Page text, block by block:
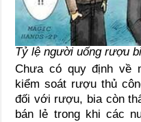
Tỷ lệ người uống rượu
Chưa có quy định về
kiểm soát rượu thủ
đối với rượu, bia còn
bán lẻ trong khi các